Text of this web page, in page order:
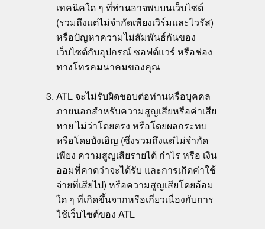
เทคนิคใด ๆ ที่ท่านอาจพบบนเว็บไซต์
(รวมถึงแต่ไม่จำกัดเพียงเวิร์มและไวรัส)
หรือปัญหาความไม่สัมพันธ์กันของ
เว็บไซต์กับอุปกรณ์ ซอฟต์แวร์ หรือช่อง
ทางโทรคมนาคมของคุณ
ATL จะไม่รับผิดชอบต่อท่านหรือบุคคล
ภายนอกสำหรับความสูญเสียหรือค่าเสีย
หาย ไม่ว่าโดยตรง หรือโดยผลกระทบ
หรือโดยบังเอิญ (ซึ่งรวมถึงแต่ไม่จำกัด
เพียง ความสูญเสียรายได้ กำไร หรือ เงิน
ออมที่คาดว่าจะได้รับ และการเกิดค่าใช้
จ่ายที่เสียไป) หรือความสูญเสียโดยอ้อม
ใด ๆ ที่เกิดขึ้นจากหรือเกี่ยวเนื่องกับการ
ใช้เว็บไซต์ของ ATL